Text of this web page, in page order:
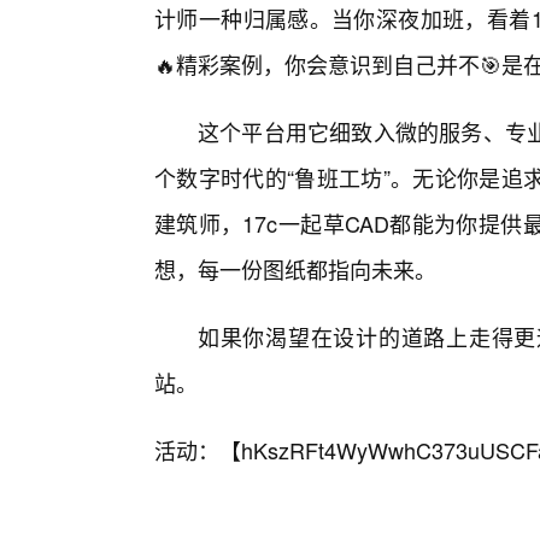
计师一种归属感。当你深夜加班，看
🔥精彩案例，你会意识到自己并不🎯是
这个平台用它细致入微的服务、专
个数字时代的“鲁班工坊”。无论你是
建筑师，17c一起草CAD都能为你提供
想，每一份图纸都指向未来。
如果你渴望在设计的道路上走得
站。
活动：【